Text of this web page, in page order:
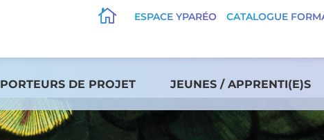
 ESPACE YPARÉO CATALOGUE
PORTEURS DE PROJET JEUNES / APPRENTI(E)S